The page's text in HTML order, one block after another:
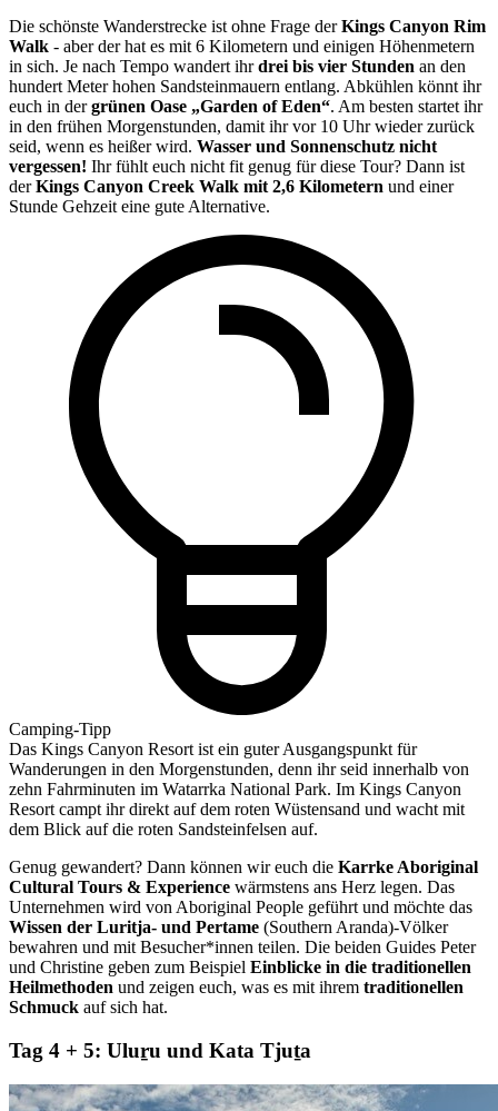
Die schönste Wanderstrecke ist ohne Frage derKings Canyon Rim
Walk - aber der hat es mit 6 Kilometern und einigen Höhenmetern
in sich. Je nach Tempo wandert ihrdrei bis vier Stunden an den
hundert Meter hohen Sandsteinmauern entlang. Abkühlen könnt ihr
euch in dergrünen Oase „Garden of Eden“. Am besten startet ihr
in den frühen Morgenstunden, damit ihr vor 10 Uhr wieder zurück
seid, wenn es heißer wird. Wasser und Sonnenschutz nicht
vergessen! Ihr fühlt euch nicht fit genug für diese Tour? Dann ist
derKings Canyon Creek Walk mit 2,6 Kilometern und einer
Stunde Gehzeit eine gute Alternative.
Camping-Tipp
Das Kings Canyon Resort ist ein guter Ausgangspunkt für
Wanderungen in den Morgenstunden, denn ihr seid innerhalb von
zehn Fahrminuten im Watarrka National Park. Im Kings Canyon
Resort campt ihr direkt auf dem roten Wüstensand und wacht mit
dem Blick auf die roten Sandsteinfelsen auf.
Genug gewandert? Dann können wir euch die Karrke Aboriginal
Cultural Tours & Experience wärmstens ans Herz legen. Das
Unternehmen wird von Aboriginal People geführt und möchte das
Wissen der Luritja- und Pertame (Southern Aranda)-Völker
bewahren und mit Besucher*innen teilen. Die beiden Guides Peter
und Christine geben zum Beispiel Einblicke in die traditionellen
Heilmethoden und zeigen euch, was es mit ihrem traditionellen
Schmuck auf sich hat.
Tag 4 + 5: Uluṟu und Kata Tjuṯa